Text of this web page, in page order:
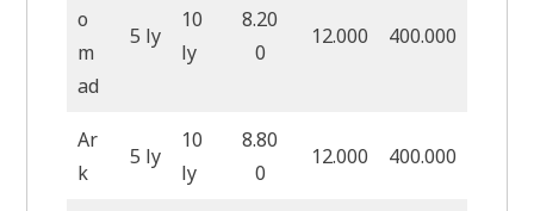
o
m
ad
5 ly
10
ly
8.20
0
12.000 400.000
Ar
k
5 ly
10
ly
8.80
0
12.000 400.000